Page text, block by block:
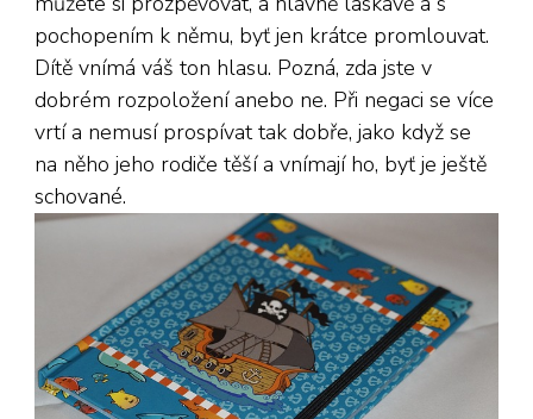
pochopením k němu, byť jen krátce promlouvat.
Dítě vnímá váš ton hlasu. Pozná, zda jste v
dobrém rozpoložení anebo ne. Při negaci se více
vrtí a nemusí prospívat tak dobře, jako když se
na něho jeho rodiče těší a vnímají ho, byť je ještě
schované.